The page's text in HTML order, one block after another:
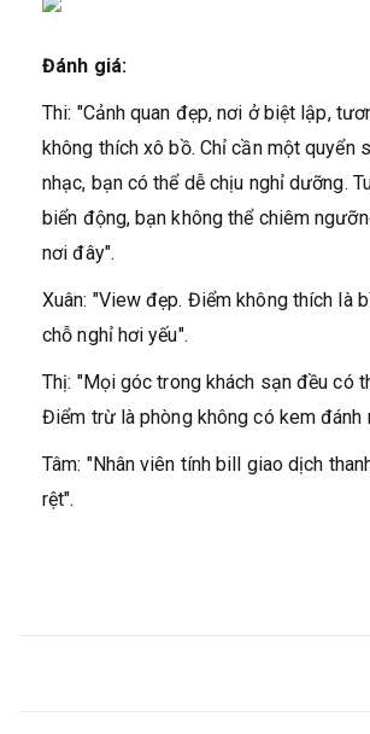
Đánh giá:
Thi: "Cảnh quan đẹp, nơi ở biệt lập,
không thích xô bồ. Chỉ cần một quyển
nhạc, bạn có thể dễ chịu nghỉ dưỡng.
biển động, bạn không thể chiêm
nơi đây".
Xuân: "View đẹp. Điểm không thích là
chỗ nghỉ hơi yếu".
Thị: "Mọi góc trong khách sạn đều có
Điểm trừ là phòng không có kem đánh
Tâm: "Nhân viên tính bill giao dịch
rệt".